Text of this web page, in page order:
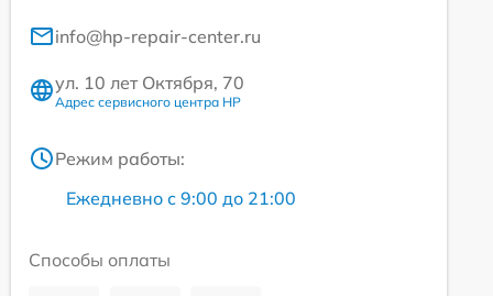
info@hp-repair-center.ru
ул. 10 лет Октября, 70
Адрес сервисного центра HP
Режим работы:
Ежедневно с 9:00 до 21:00
Способы оплаты